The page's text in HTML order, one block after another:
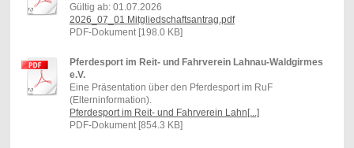
Gültig ab: 01.07.2026
2026_07_01 Mitgliedschaftsantrag.pdf
PDF-Dokument [198.0 KB]
Pferdesport im Reit- und Fahrverein Lahnau-Waldgirmes
e.V.
Eine Präsentation über den Pferdesport im RuF
(Elterninformation).
Pferdesport im Reit- und Fahrverein Lahn[...]
PDF-Dokument [854.3 KB]